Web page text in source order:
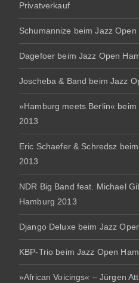
Privatverkauf
Schumannize beim Jazz
Dagefoer beim Jazz Open
Joscheba & Band beim Jazz
»Hamburg meets Berlin«
2013
Eric Schaefer & Schredsz
2013
NDR Big Band feat. Michael
Hamburg 2013
Django Deluxe beim Jazz
KBP-Trio beim Jazz Open
»African Voicings« – Jürgen